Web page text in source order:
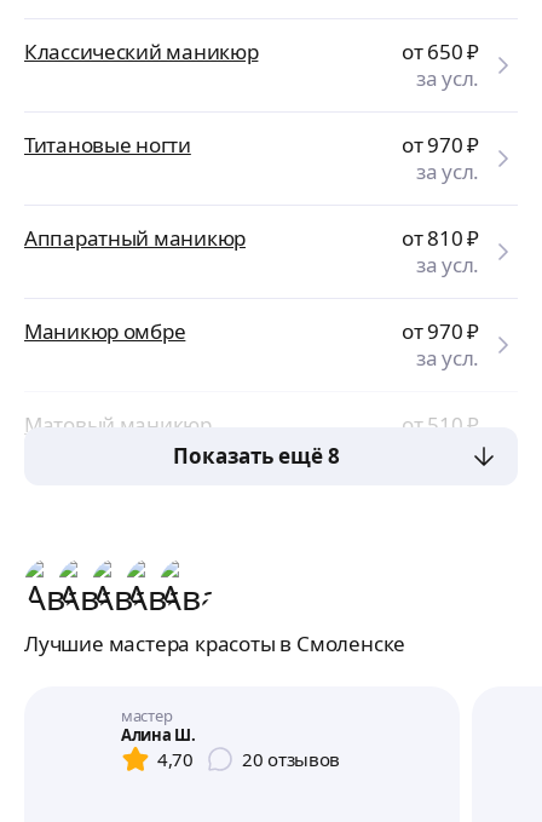
Классический маникюр от 650₽
за усл.
Титановые ногти от 970₽
за усл.
Аппаратный маникюр от 810₽
за усл.
Маникюр омбре от 970₽
за усл.
Матовый маникюр от 510₽
за усл.
Показать ещё 8
Лучшие мастера красоты в Смоленске
мастер
Алина Ш.
4,70 20 отзывов